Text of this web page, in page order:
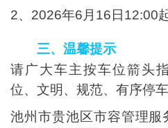
2、2026年6月16日12:00
三、温馨提示
请广大车主按车位箭头
位、文明、规范、有序停车
池州市贵池区市容管理服